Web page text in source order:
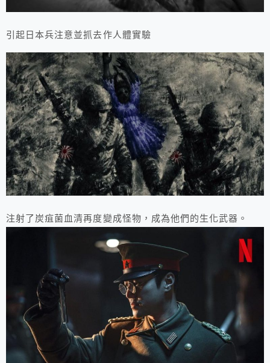
引起日本兵注意並抓去作人體實驗
注射了炭疽菌血清再度變成怪物，成為他們的生化武器。